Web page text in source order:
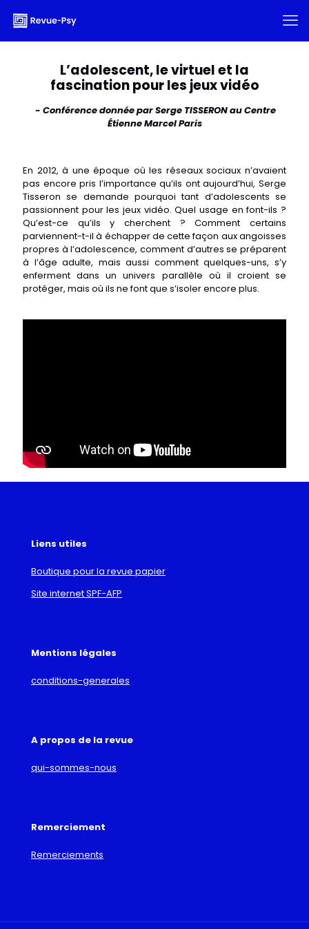
L’adolescent, le virtuel et la
fascination pour les jeux vidéo
- Conférence donnée par Serge TISSERON au Centre
Étienne Marcel Paris
En 2012, à une époque où les réseaux sociaux n’avaient
pas encore pris l’importance qu’ils ont aujourd’hui, Serge
Tisseron se demande pourquoi tant d’adolescents se
passionnent pour les jeux vidéo. Quel usage en font-ils ?
Qu’est-ce qu’ils y cherchent ? Comment certains
parviennent-t-il à échapper de cette façon aux angoisses
propres à l’adolescence, comment d’autres se préparent
à l’âge adulte, mais aussi comment quelques-uns, s’y
enferment dans un univers parallèle où il croient se
protéger, mais où ils ne font que s’isoler encore plus.
Liens utiles
Boutique pour la revue papier
Site internet SPF-AFP
Mentions légales
conditions-generales
A propos de la revue
qui-sommes-nous
Remerciement
Remerciements